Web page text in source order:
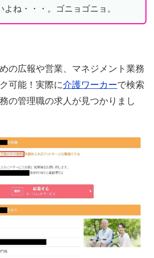
よね・・・。ゴニョゴニョ。
の広報や営業、マネジメント業務
可能！実際に介護ワーカーで検索
の管理職の求人が見つかりまし